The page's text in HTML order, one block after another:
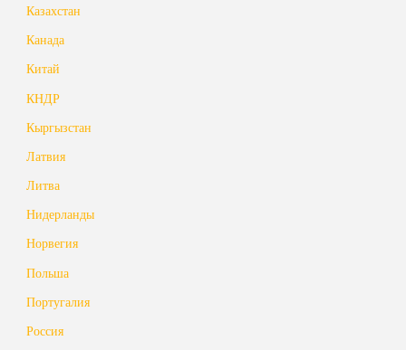
Казахстан
Канада
Китай
КНДР
Кыргызстан
Латвия
Литва
Нидерланды
Норвегия
Польша
Португалия
Россия